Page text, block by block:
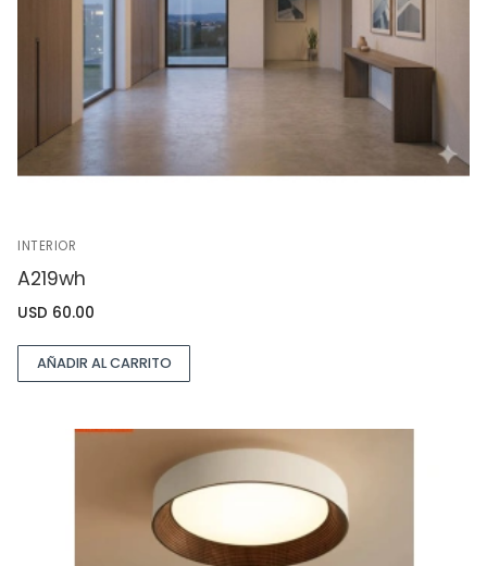
INTERIOR
A219wh
USD 60.00
AÑADIR AL CARRITO